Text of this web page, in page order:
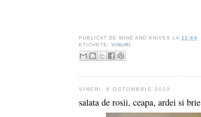
PUBLICAT DEWINE AND KNIVES LA 12:44
ETICHETE:VINURI
VINERI, 8 OCTOMBRIE 2010
salata de rosii, ceapa, ardei si brie